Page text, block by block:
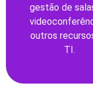
gestão de
outros
TI.